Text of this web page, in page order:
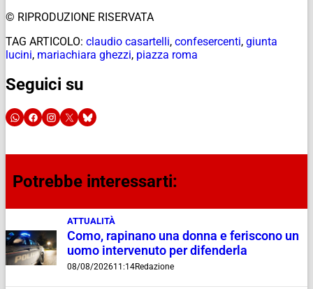
© RIPRODUZIONE RISERVATA
TAG ARTICOLO: claudio casartelli, confesercenti, giunta
lucini, mariachiara ghezzi, piazza roma
Seguici su
Potrebbe interessarti:
ATTUALITÀ
Como, rapinano una donna e feriscono un
uomo intervenuto per difenderla
08/08/202611:14Redazione